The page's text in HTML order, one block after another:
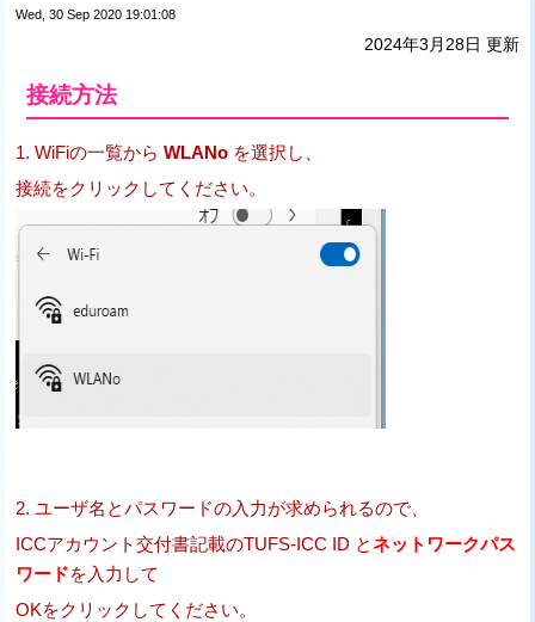
Wed, 30 Sep 2020 19:01:08
2024年3月28日 更新
接続方法
1. WiFiの一覧から WLANo を選択し、
接続をクリックしてください。
2. ユーザ名とパスワードの入力が求められるので、
ICCアカウント交付書記載のTUFS-ICC ID とネットワークパス
ワードを入力して
OKをクリックしてください。